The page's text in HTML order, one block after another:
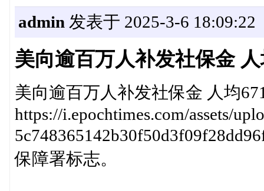
admin 发表于 2025-3-6 18:09:22
美向逾百万人补发社保金
美向逾百万人补发社保金 人均
https://i.epochtimes.com/assets/
保障署标志。